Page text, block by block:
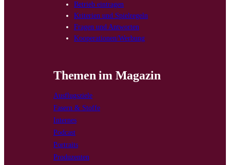
Betrieb eintragen
Kriterien und Spielregeln
Fragen und Antworten
Kooperationen/Werbung
Themen im Magazin
Ausflugsziele
Fasern & Stoffe
Internes
Podcast
Portraits
Produzenten